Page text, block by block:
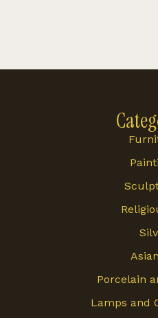
Porcelain
Lamps and